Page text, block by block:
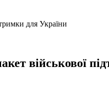
військової